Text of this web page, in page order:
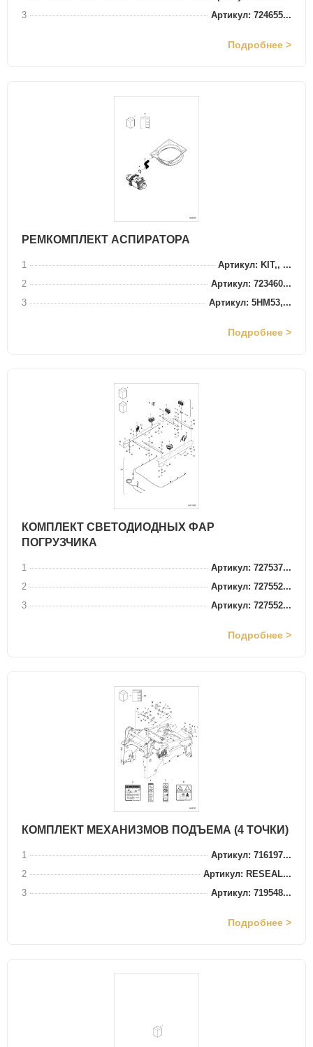
3
Артикул: 724655...
Подробнее >
РЕМКОМПЛЕКТ АСПИРАТОРА
1
Артикул: KIT,, ...
2
Артикул: 723460...
3
Артикул: 5HM53,...
Подробнее >
КОМПЛЕКТ СВЕТОДИОДНЫХ ФАР
ПОГРУЗЧИКА
1
Артикул: 727537...
2
Артикул: 727552...
3
Артикул: 727552...
Подробнее >
КОМПЛЕКТ МЕХАНИЗМОВ ПОДЪЕМА (4 ТОЧКИ)
1
Артикул: 716197...
2
Артикул: RESEAL...
3
Артикул: 719548...
Подробнее >